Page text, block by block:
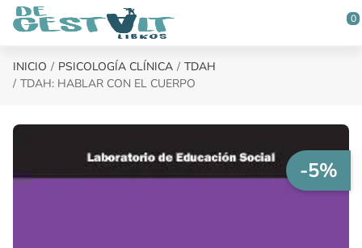
Saltar al contenido principal
0
INICIO PSICOLOGÍA CLÍNICA
TDAH
TDAH: HABLAR CON EL CUERPO
-5%